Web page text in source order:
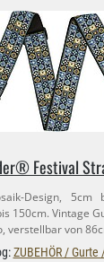
Festival
​Design, 5cm
150cm. Vintage
verstellbar von
ZUBEHÖR /